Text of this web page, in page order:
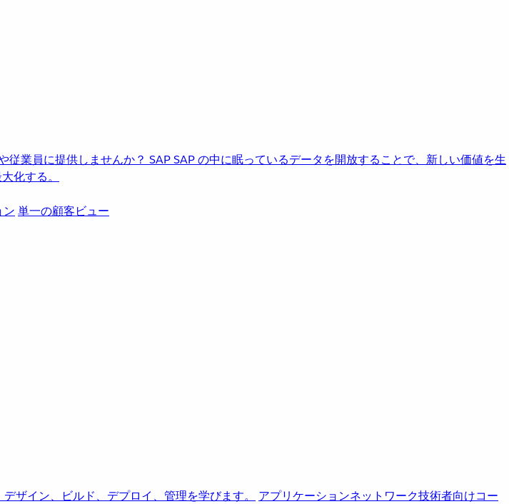
従業員に提供しませんか？ SAPSAP の中に眠っているデータを開放することで、新しい価値を生
化する。
ン 単一の顧客ビュー
ザイン、ビルド、デプロイ、管理を学びます。 アプリケーションネットワーク技術者向けコー